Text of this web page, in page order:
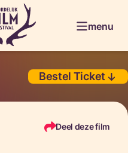
menu
Bestel Ticket
Deel deze film